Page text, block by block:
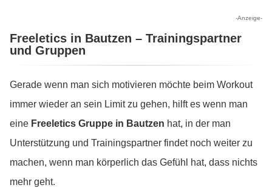
-Anzeige-
Freeletics in Bautzen – Trainingspartner
und Gruppen
Gerade wenn man sich motivieren möchte beim Workout
immer wieder an sein Limit zu gehen, hilft es wenn man
eine Freeletics Gruppe in Bautzen hat, in der man
Unterstützung und Trainingspartner findet noch weiter zu
machen, wenn man körperlich das Gefühl hat, dass nichts
mehr geht.